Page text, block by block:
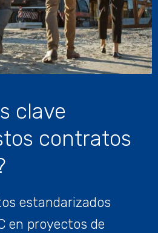
clave
contratos
estandarizados
en proyectos de